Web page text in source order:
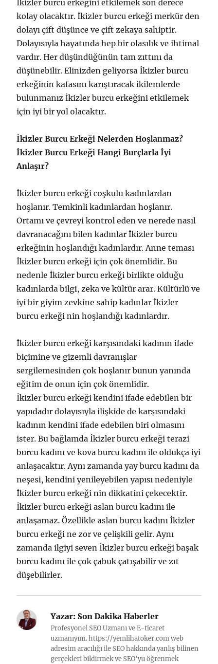
İkizler burcu erkeğini etkilemek son derece
kolay olacaktır. İkizler burcu erkeği merkür den
dolayı çift düşünce ve çift zekaya sahiptir.
Dolayısıyla hayatında hep bir olasılık ve ihtimal
vardır. Her düşündüğünün tam zıttını da
düşünebilir. Elinizden geliyorsa İkizler burcu
erkeğinin kafasını karıştıracak ikilemlerde
bulunmanız İkizler burcu erkeğini etkilemek
için iyi bir yol olacaktır.
İkizler Burcu Erkeği Nelerden Hoşlanmaz?
İkizler Burcu Erkeği Hangi Burçlarla İyi
Anlaşır?
İkizler burcu erkeği coşkulu kadınlardan
hoşlanır. Temkinli kadınlardan hoşlanır.
Ortamı ve çevreyi kontrol eden ve nerede nasıl
davranacağını bilen kadınlar İkizler burcu
erkeğinin hoşlandığı kadınlardır. Anne teması
İkizler burcu erkeği için çok önemlidir. Bu
nedenle İkizler burcu erkeği birlikte olduğu
kadınlarda bilgi, zeka ve kültür arar. Kültürlü ve
iyi bir giyim zevkine sahip kadınlar İkizler
burcu erkeği nin hoşlandığı kadınlardır.
İkizler burcu erkeği karşısındaki kadının ifade
biçimine ve gizemli davranışlar
sergilemesinden çok hoşlanır bunun yanında
eğitim de onun için çok önemlidir.
İkizler burcu erkeği kendini ifade edebilen bir
yapıdadır dolayısıyla ilişkide de karşısındaki
kadının kendini ifade edebilen biri olmasını
ister. Bu bağlamda İkizler burcu erkeği terazi
burcu kadını ve kova burcu kadını ile oldukça iyi
anlaşacaktır. Aynı zamanda yay burcu kadını da
neşesi, kendini yenileyebilen yapısı nedeniyle
İkizler burcu erkeği nin dikkatini çekecektir.
İkizler burcu erkeği aslan burcu kadını ile
anlaşamaz. Özellikle aslan burcu kadını İkizler
burcu erkeği ne zor ve çelişkili gelir. Aynı
zamanda ilgiyi seven İkizler burcu erkeği başak
burcu kadını ile çok çabuk çatışabilir ve zıt
düşebilirler.
Yazar: Son Dakika Haberler
Profesyonel SEO Uzmanı ve E-ticaret
uzmanıyım. https://yemlihatoker.com web
adresim aracılığı ile SEO hakkında yanlış bilinen
gerçekleri bildirmek ve SEO'yu öğrenmek